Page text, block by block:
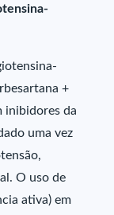
+
inibidores da
uma vez
O uso de
ativa) em